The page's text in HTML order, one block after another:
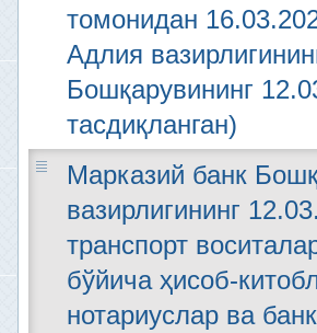
томонидан
Адлия
Бошқарувининг
тасдиқланган)
Марказий банк
вазирлигининг
транспорт
бўйича ҳисоб-
нотариуслар ва